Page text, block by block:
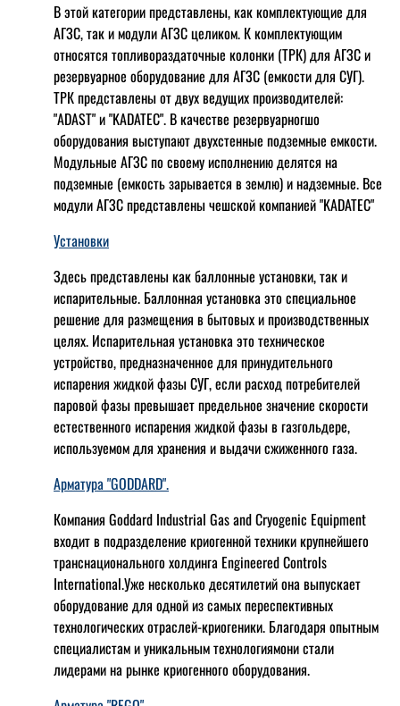
В этой категории представлены, как комплектующие для
АГЗС, так и модули АГЗС целиком. К комплектующим
относятся топливораздаточные колонки (ТРК) для АГЗС и
резервуарное оборудование для АГЗС (емкости для СУГ).
ТРК представлены от двух ведущих производителей:
"ADAST" и "KADATEC". В качестве резервуарногшо
оборудования выступают двухстенные подземные емкости.
Модульные АГЗС по своему исполнению делятся на
подземные (емкость зарывается в землю) и надземные. Все
модули АГЗС представлены чешской компанией "KADATEC"
Установки
Здесь представлены как баллонные установки, так и
испарительные. Баллонная установка это специальное
решение для размещения в бытовых и производственных
целях. Испарительная установка это техническое
устройство, предназначенное для принудительного
испарения жидкой фазы СУГ, если расход потребителей
паровой фазы превышает предельное значение скорости
естественного испарения жидкой фазы в газгольдере,
используемом для хранения и выдачи сжиженного газа.
Арматура "GODDARD".
Компания Goddard Industrial Gas and Cryogenic Equipment
входит в подразделение криогенной техники крупнейшего
транснационального холдинга Engineered Controls
International.Уже несколько десятилетий она выпускает
оборудование для одной из самых переспективных
технологических отраслей-криогеники. Благодаря опытным
специалистам и уникальным технологиямони стали
лидерами на рынке криогенного оборудования.